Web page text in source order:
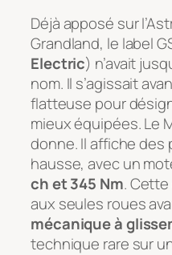
Déjà apposé sur
Grandland, le label
Electric) n’avait
nom. Il s’agissait
flatteuse pour
mieux équipées. Le
donne. Il affiche
hausse, avec un
ch et 345 Nm.
aux seules roues
mécanique à
technique rare sur